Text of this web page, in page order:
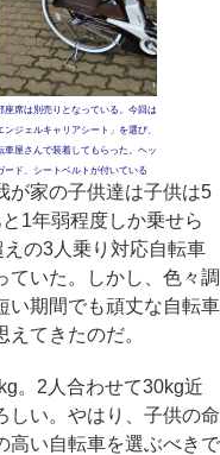
座席は別売りとなっている。今回は
ンジェルキャリアシート」を選び、
車屋さんで装着してもらった。ヘッ
ード、シートベルトが付いている
家の子供達は子供は5
1年弱程度しか乗せら
の3人乗り対応自転車
ていた。しかし、色々調
い期間でも頑丈な自転車
てきたのだ。
。2人合わせて30kg近
しい。やはり、子供の命
高い自転車を選ぶべきで